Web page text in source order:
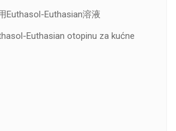
Euthasol-Euthasian溶液
Euthasian otopinu za kućne